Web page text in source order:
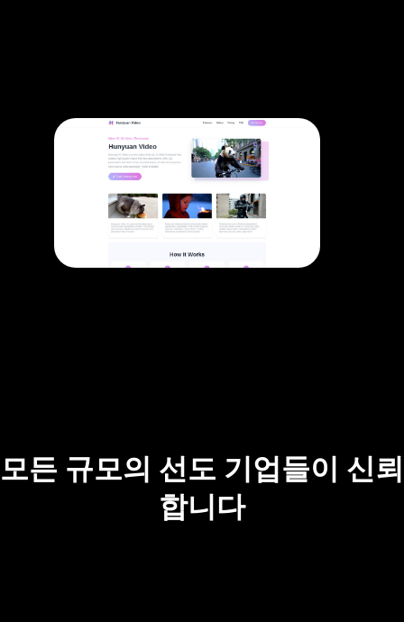
모든 규모의 선도 기업들이 신뢰
합니다